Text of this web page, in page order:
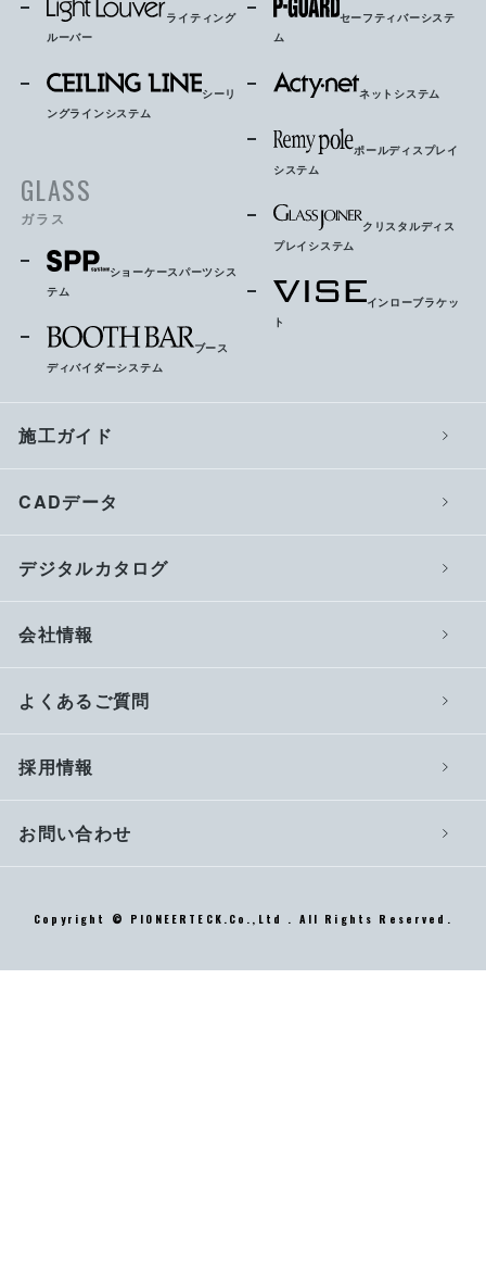
ライティング
ルーバー
シーリ
ングラインシステム
GLASS
ガラス
ショーケースパーツシス
テム
ブース
ディバイダーシステム
セーフティバーシステ
ム
ネットシステム
ポールディスプレイ
システム
クリスタルディス
プレイシステム
インローブラケッ
ト
施工ガイド
CADデータ
デジタルカタログ
会社情報
よくあるご質問
採用情報
お問い合わせ
Copyright © PIONEERTECK.Co.,Ltd . All Rights Reserved.